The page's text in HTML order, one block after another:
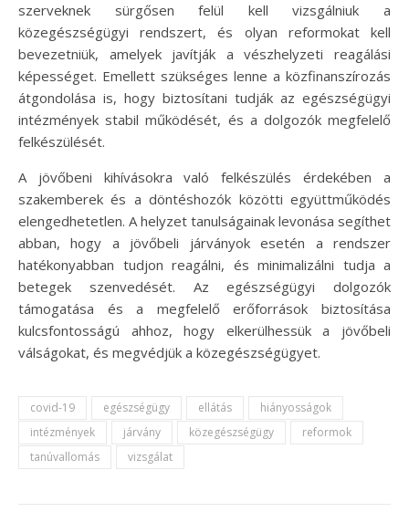
szerveknek sürgősen felül kell vizsgálniuk a
közegészségügyi rendszert, és olyan reformokat kell
bevezetniük, amelyek javítják a vészhelyzeti reagálási
képességet. Emellett szükséges lenne a közfinanszírozás
átgondolása is, hogy biztosítani tudják az egészségügyi
intézmények stabil működését, és a dolgozók megfelelő
felkészülését.
A jövőbeni kihívásokra való felkészülés érdekében a
szakemberek és a döntéshozók közötti együttműködés
elengedhetetlen. A helyzet tanulságainak levonása segíthet
abban, hogy a jövőbeli járványok esetén a rendszer
hatékonyabban tudjon reagálni, és minimalizálni tudja a
betegek szenvedését. Az egészségügyi dolgozók
támogatása és a megfelelő erőforrások biztosítása
kulcsfontosságú ahhoz, hogy elkerülhessük a jövőbeli
válságokat, és megvédjük a közegészségügyet.
covid-19 egészségügy ellátás
hiányosságok
intézmények
járvány közegészségügy
reformok
tanúvallomás
vizsgálat